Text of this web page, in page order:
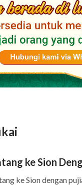
ke Sion
ke Sion dengan